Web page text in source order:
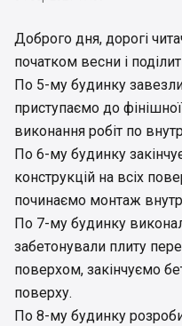
Доброго дня, дорогі
початком весни і
По 5-му будинку
приступаємо до
виконання робіт по
По 6-му будинку
конструкцій на всіх
починаємо монтаж
По 7-му будинку
забетонували плиту
поверхом, закінчуємо
поверху.
По 8-му будинку